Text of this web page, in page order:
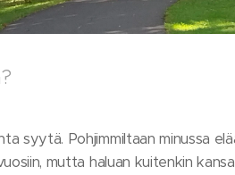
syytä. Pohjimmiltaan minussa
mutta haluan kuitenkin